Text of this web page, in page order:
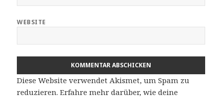
WEBSITE
Diese Website verwendet Akismet, um Spam zu
reduzieren.Erfahre mehr darüber, wie deine